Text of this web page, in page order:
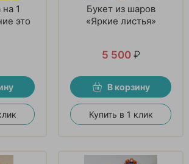
1
это
Букет из шаров
«Яркие листья»
5 500 ₽
В корзину
Купить в 1 клик